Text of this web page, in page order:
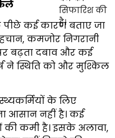
कई कारण बताए जा
कमजोर निगरानी
बढ़ता दबाव और कई
ने स्थिति को और मुश्किल
के लिए
आसान नहीं है। कई
की कमी है। इसके अलावा,